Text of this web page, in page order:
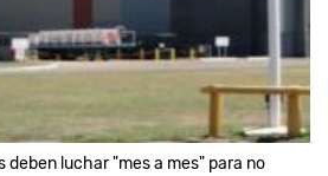
deben luchar "mes a mes" para no